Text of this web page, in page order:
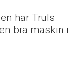
har Truls
bra maskin i